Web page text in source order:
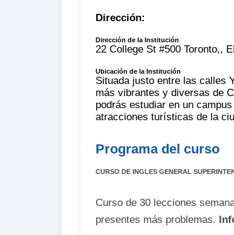
Dirección:
Dirección de la Institución
22 College St #500 Toronto,,
Ubicación de la Institución
Situada justo entre las calles
más vibrantes y diversas de
podrás estudiar en un
atracciones turísticas de la
Programa del curso
CURSO DE INGLES GENERAL
Curso de 30 lecciones
presentes más problemas.